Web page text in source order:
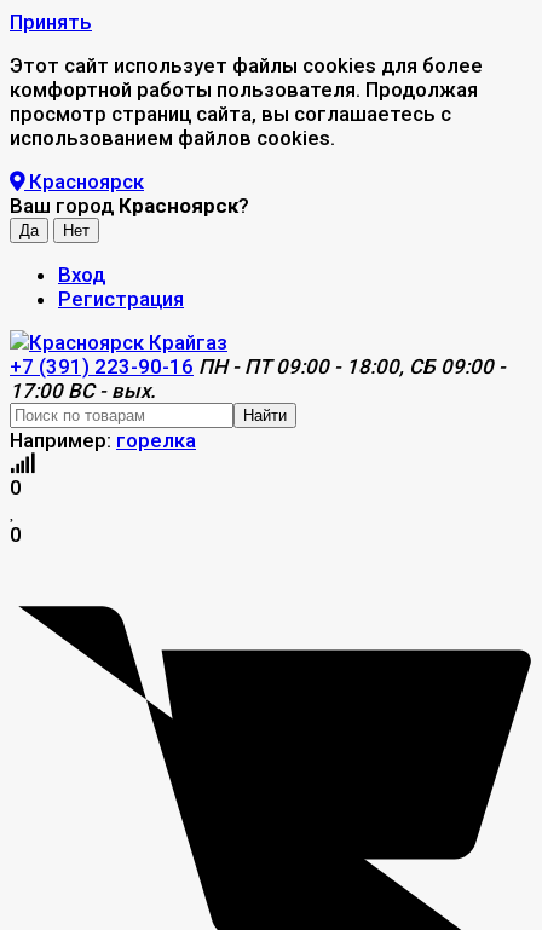
Принять
Этот сайт использует файлы cookies для более
комфортной работы пользователя. Продолжая
просмотр страниц сайта, вы соглашаетесь с
использованием файлов cookies.
Красноярск
Ваш город Красноярск?
Вход
Регистрация
+7 (391) 223-90-16 ПН - ПТ 09:00 - 18:00, СБ 09:00 -
17:00 ВС - вых.
Найти
Например: горелка
0
0